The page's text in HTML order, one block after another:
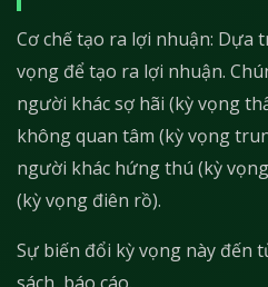
Cơ chế tạo ra lợi nhuận: Dựa
vọng để tạo ra lợi nhuận.
người khác sợ hãi (kỳ vọng
không quan tâm (kỳ vọng
người khác hứng thú (kỳ
(kỳ vọng điên rồ).
Sự biến đổi kỳ vọng này đến